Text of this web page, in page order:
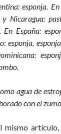
esponja.
Nicaragua:
España:
esponja,
agua de
con el
mismo